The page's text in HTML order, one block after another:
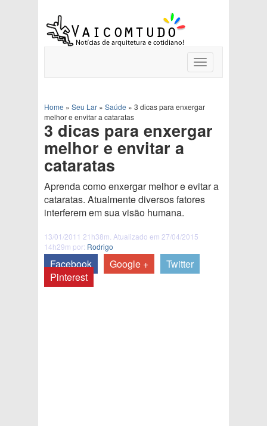
Toggle
navigation
Home » Seu Lar » Saúde » 3 dicas para enxergar
melhor e envitar a cataratas
3 dicas para enxergar
melhor e envitar a
cataratas
Aprenda como enxergar melhor e evitar a
cataratas. Atualmente diversos fatores
interferem em sua visão humana.
13/01/2011 21h38m. Atualizado em 27/04/2015
14h29m por: Rodrigo
Facebook Google +
Twitter
Pinterest